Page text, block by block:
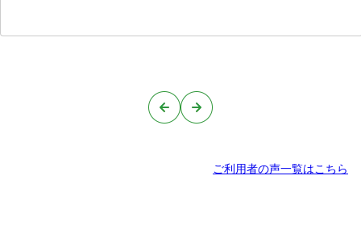
ご利用者の声一覧はこちら